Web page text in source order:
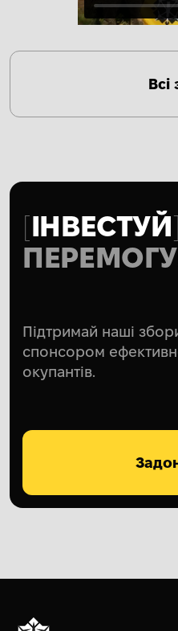
Всі
ІНВЕСТУЙ
Підтримай наші
спонсором
окупантів.